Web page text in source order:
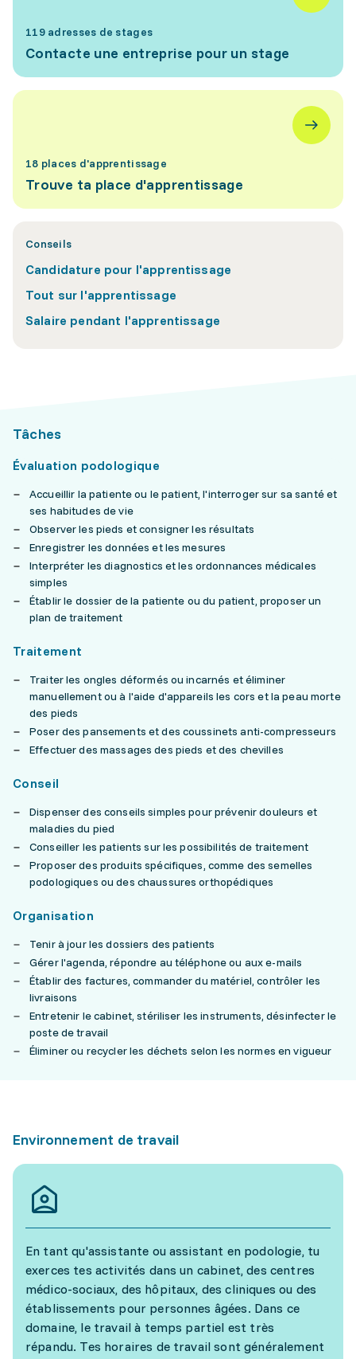
119 adresses de stages
Contacte une entreprise pour un stage
18 places d'apprentissage
Trouve ta place d'apprentissage
Conseils
Candidature pour l'apprentissage
Tout sur l'apprentissage
Salaire pendant l'apprentissage
Tâches
Évaluation podologique
Accueillir la patiente ou le patient, l'interroger sur sa santé et
ses habitudes de vie
Observer les pieds et consigner les résultats
Enregistrer les données et les mesures
Interpréter les diagnostics et les ordonnances médicales
simples
Établir le dossier de la patiente ou du patient, proposer un
plan de traitement
Traitement
Traiter les ongles déformés ou incarnés et éliminer
manuellement ou à l'aide d'appareils les cors et la peau morte
des pieds
Poser des pansements et des coussinets anti-compresseurs
Effectuer des massages des pieds et des chevilles
Conseil
Dispenser des conseils simples pour prévenir douleurs et
maladies du pied
Conseiller les patients sur les possibilités de traitement
Proposer des produits spécifiques, comme des semelles
podologiques ou des chaussures orthopédiques
Organisation
Tenir à jour les dossiers des patients
Gérer l'agenda, répondre au téléphone ou aux e-mails
Établir des factures, commander du matériel, contrôler les
livraisons
Entretenir le cabinet, stériliser les instruments, désinfecter le
poste de travail
Éliminer ou recycler les déchets selon les normes en vigueur
Environnement de travail
En tant qu'assistante ou assistant en podologie, tu
exerces tes activités dans un cabinet, des centres
médico-sociaux, des hôpitaux, des cliniques ou des
établissements pour personnes âgées. Dans ce
domaine, le travail à temps partiel est très
répandu. Tes horaires de travail sont généralement